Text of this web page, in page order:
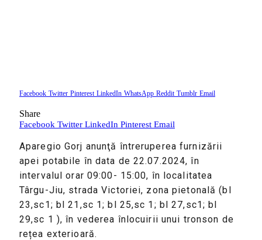
Facebook Twitter Pinterest LinkedIn WhatsApp Reddit Tumblr Email
Share
Facebook Twitter LinkedIn Pinterest Email
Aparegio Gorj anunţă întreruperea furnizării
apei potabile în data de 22.07.2024, în
intervalul orar 09:00- 15:00, în localitatea
Târgu-Jiu, strada Victoriei, zona pietonală (bl
23,sc1; bl 21,sc 1; bl 25,sc 1; bl 27,sc1; bl
29,sc 1 ), în vederea înlocuirii unui tronson de
rețea exterioară.